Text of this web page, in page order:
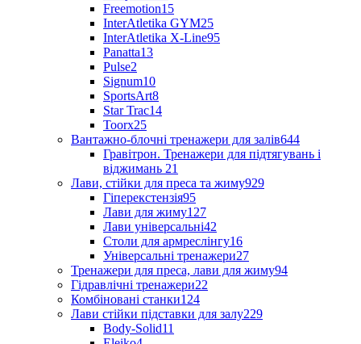
Freemotion15
InterAtletika GYM25
InterAtletika X-Line95
Panatta13
Pulse2
Signum10
SportsArt8
Star Trac14
Toorx25
Вантажно-блочні тренажери для залів644
Гравітрон. Тренажери для підтягувань і
віджимань 21
Лави, стійки для преса та жиму929
Гіперекстензія95
Лави для жиму127
Лави універсальні42
Столи для армреслінгу16
Універсальні тренажери27
Тренажери для преса, лави для жиму94
Гідравлічні тренажери22
Комбіновані станки124
Лави стійки підставки для залу229
Body-Solid11